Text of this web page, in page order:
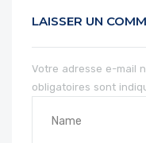
LAISSER UN
Votre adresse e-mail
obligatoires sont